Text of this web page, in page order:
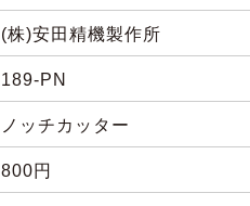
(株)安田精機製作所
189-PN
ノッチカッター
800円